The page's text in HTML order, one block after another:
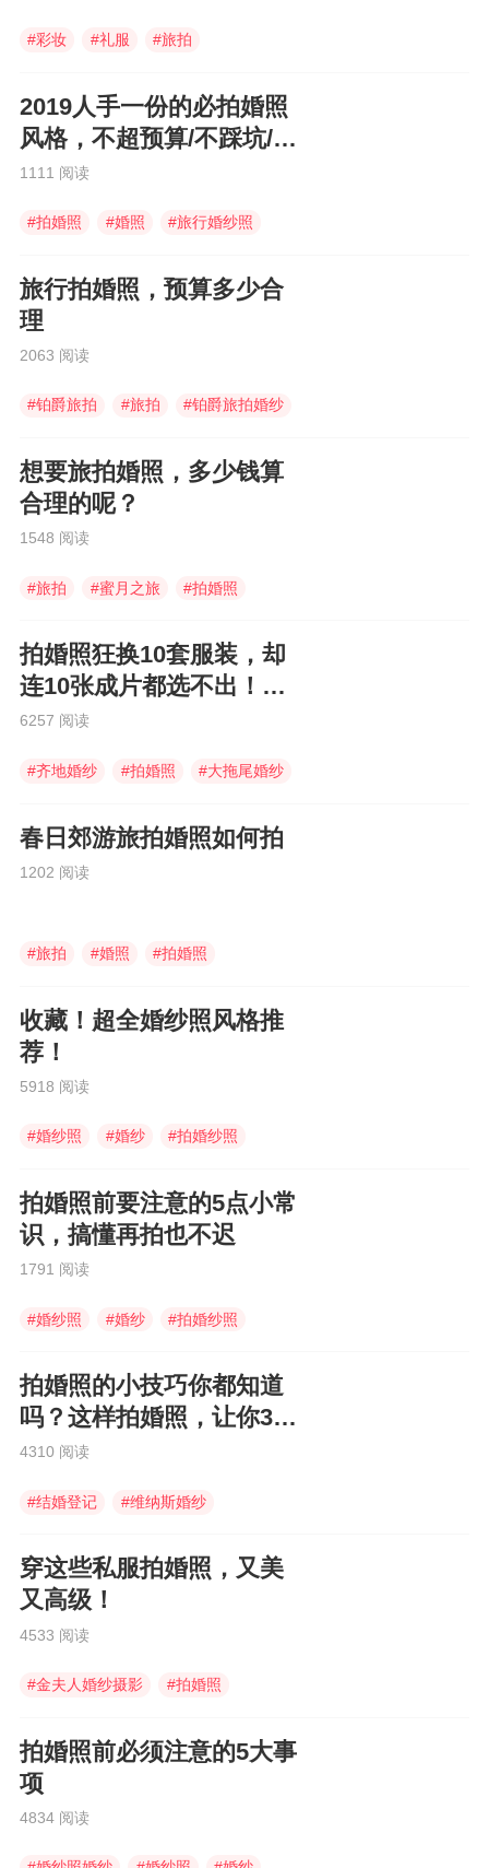
#彩妆 #礼服 #旅拍
2019人手一份的必拍婚照
风格，不超预算/不踩坑/不
后悔！
1111 阅读
#拍婚照 #婚照 #旅行婚纱照
旅行拍婚照，预算多少合
理
2063 阅读
#铂爵旅拍 #旅拍 #铂爵旅拍婚纱
想要旅拍婚照，多少钱算
合理的呢？
1548 阅读
#旅拍 #蜜月之旅 #拍婚照
拍婚照狂换10套服装，却
连10张成片都选不出！赖
谁？
6257 阅读
#齐地婚纱 #拍婚照 #大拖尾婚纱
春日郊游旅拍婚照如何拍
1202 阅读
#旅拍 #婚照 #拍婚照
收藏！超全婚纱照风格推
荐！
5918 阅读
#婚纱照 #婚纱 #拍婚纱照
拍婚照前要注意的5点小常
识，搞懂再拍也不迟
1791 阅读
#婚纱照 #婚纱 #拍婚纱照
拍婚照的小技巧你都知道
吗？这样拍婚照，让你360
度无死角！
4310 阅读
#结婚登记 #维纳斯婚纱
穿这些私服拍婚照，又美
又高级！
4533 阅读
#金夫人婚纱摄影 #拍婚照
拍婚照前必须注意的5大事
项
4834 阅读